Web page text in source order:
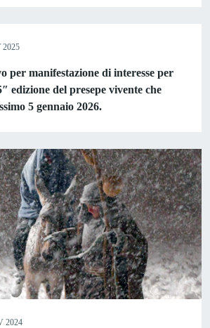
2025
per manifestazione di interesse per
edizione del presepe vivente che
5 gennaio 2026.
2024